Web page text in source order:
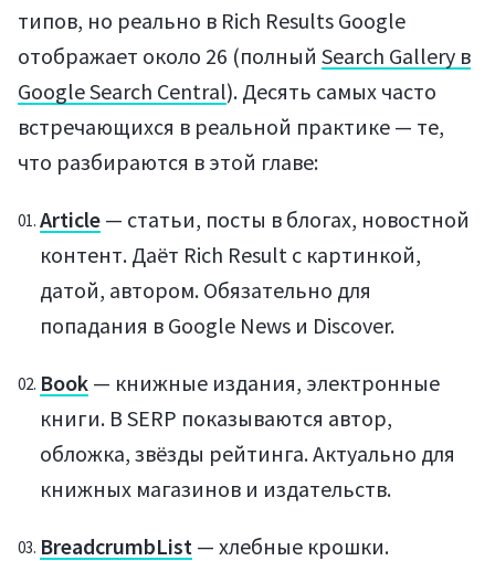
типов, но реально в Rich Results Google
отображает около 26 (полный Search Gallery в
Google Search Central). Десять самых часто
встречающихся в реальной практике — те,
что разбираются в этой главе:
Article — статьи, посты в блогах, новостной
контент. Даёт Rich Result с картинкой,
датой, автором. Обязательно для
попадания в Google News и Discover.
Book — книжные издания, электронные
книги. В SERP показываются автор,
обложка, звёзды рейтинга. Актуально для
книжных магазинов и издательств.
BreadcrumbList — хлебные крошки.